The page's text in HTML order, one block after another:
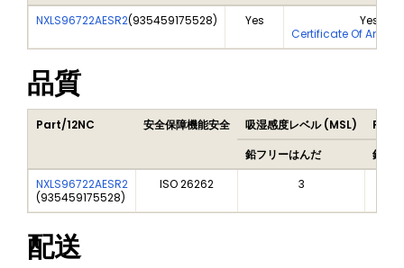
NXLS96722AESR2(935459175528) Yes
Yes
Certificate Of
品質
Part/12NC 安全保障機能安全 吸湿感度レベル (MSL)
鉛フリーはんだ
鉛フ
NXLS96722AESR2
(935459175528)
ISO 26262 3
配送